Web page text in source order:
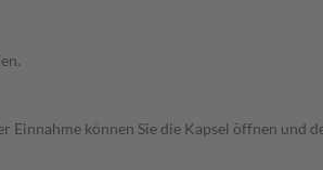
können Sie die Kapsel öffnen und